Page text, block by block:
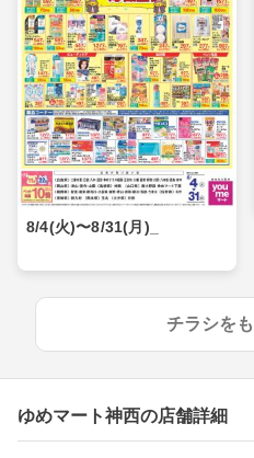
8/4(火)〜8/31(月)_
チラシを
ゆめマート神西の店舗詳細